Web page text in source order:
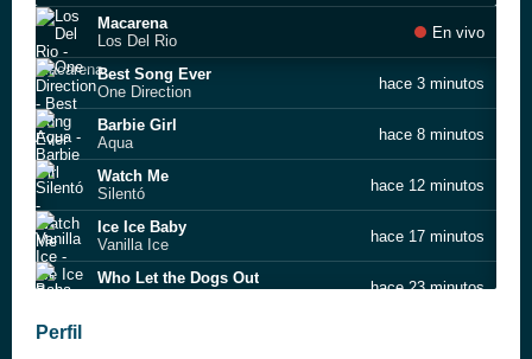
Macarena
Los Del Rio
En vivo
Best Song Ever
One Direction
hace 3 minutos
Barbie Girl
Aqua
hace 8 minutos
Watch Me
Silentó
hace 12 minutos
Ice Ice Baby
Vanilla Ice
hace 17 minutos
Who Let the Dogs Out
hace 23 minutos
Perfil